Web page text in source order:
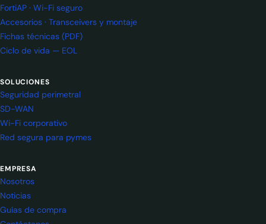
FortiAP · Wi-Fi seguro
Accesorios · Transceivers y montaje
Fichas técnicas (PDF)
Ciclo de vida — EOL
SOLUCIONES
Seguridad perimetral
SD-WAN
Wi-Fi corporativo
Red segura para pymes
EMPRESA
Nosotros
Noticias
Guías de compra